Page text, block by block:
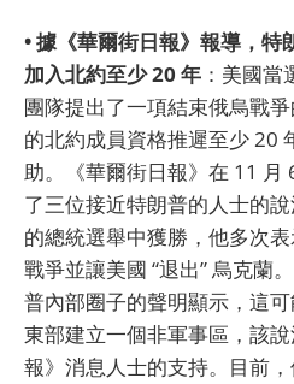
• 據《華爾街日報》報導，
加入北約至少 20 年 ：美國
團隊提出了一項結束俄烏戰
的北約成員資格推遲至少 20
助。《華爾街日報》在 11 月
了三位接近特朗普的人士的
的總統選舉中獲勝，他多次
戰爭並讓美國 “退出” 烏克蘭
普內部圈子的聲明顯示，這
東部建立一個非軍事區，該
報》消息人士的支持。目前